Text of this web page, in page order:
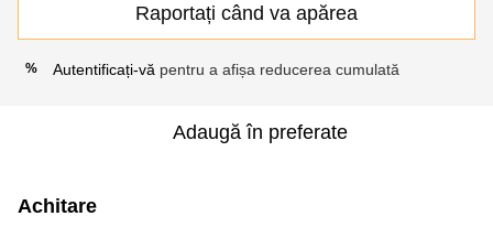
Raportați când va apărea
% Autentificați-vă pentru a afișa reducerea cumulată
Adaugă în preferate
Achitare